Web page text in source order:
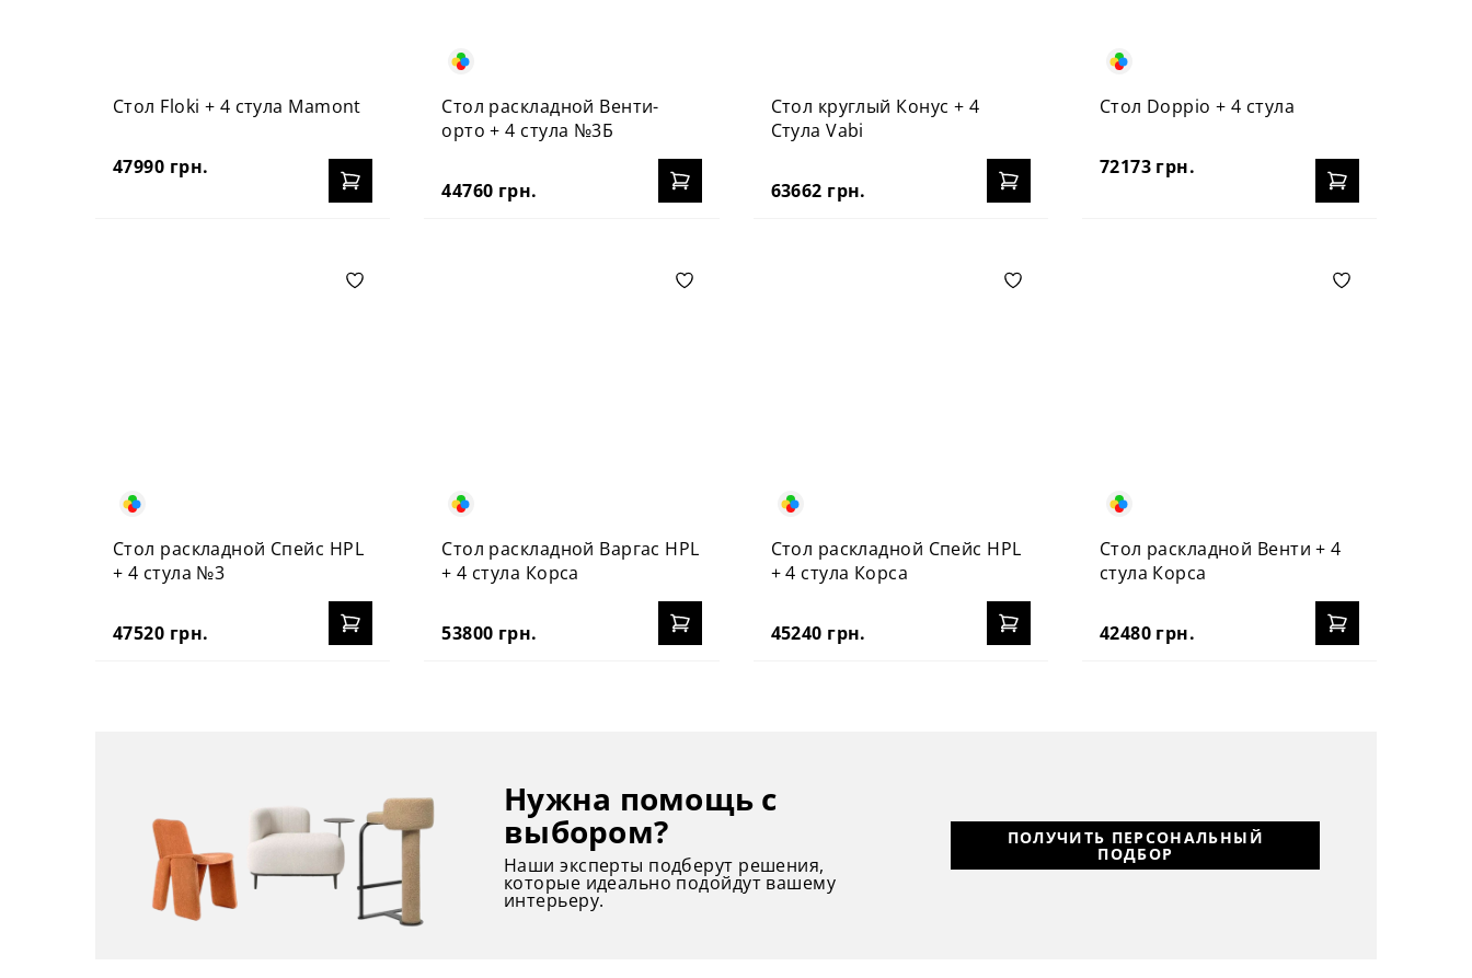
Стол Floki + 4 стула Mamont
47990 грн.
Стол раскладной Венти-
орто + 4 стула №3Б
44760 грн.
Стол круглый Конус + 4
Стула Vabi
63662 грн.
Стол Doppio + 4 стула
72173 грн.
Стол раскладной Спейс HPL
+ 4 стула №3
47520 грн.
Стол раскладной Варгас HPL
+ 4 стула Корса
53800 грн.
Стол раскладной Спейс HPL
+ 4 стула Корса
45240 грн.
Стол раскладной Венти + 4
стула Корса
42480 грн.
Нужна помощь с
выбором?
Наши эксперты подберут решения,
которые идеально подойдут вашему
интерьеру.
ПОЛУЧИТЬ ПЕРСОНАЛЬНЫЙ
ПОДБОР